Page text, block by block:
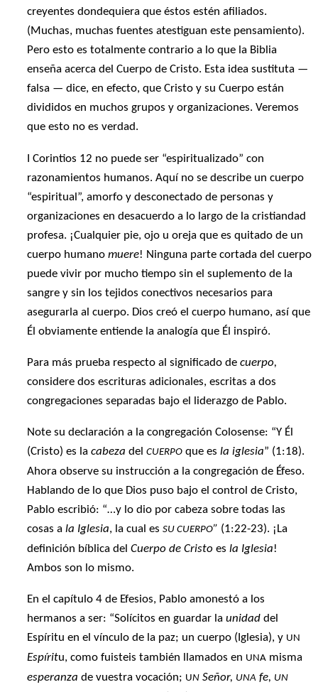
creyentes dondequiera que éstos estén afiliados.
(Muchas, muchas fuentes atestiguan este pensamiento).
Pero esto es totalmente contrario a lo que la Biblia
enseña acerca del Cuerpo de Cristo. Esta idea sustituta —
falsa — dice, en efecto, que Cristo y su Cuerpo están
divididos en muchos grupos y organizaciones. Veremos
que esto no es verdad.
I Corintios 12 no puede ser “espiritualizado” con
razonamientos humanos. Aquí no se describe un cuerpo
“espiritual”, amorfo y desconectado de personas y
organizaciones en desacuerdo a lo largo de la cristiandad
profesa. ¡Cualquier pie, ojo u oreja que es quitado de un
cuerpo humanomuere! Ninguna parte cortada del cuerpo
puede vivir por mucho tiempo sin el suplemento de la
sangre y sin los tejidos conectivos necesarios para
asegurarla al cuerpo. Dios creó el cuerpo humano, así que
Él obviamente entiende la analogía que Él inspiró.
Para más prueba respecto al significado decuerpo,
considere dos escrituras adicionales, escritas a dos
congregaciones separadas bajo el liderazgo de Pablo.
Note su declaración a la congregación Colosense: “Y Él
(Cristo) es lacabeza delCUERPO que esla iglesia” (1:18).
Ahora observe su instrucción a la congregación de Éfeso.
Hablando de lo que Dios puso bajo el control de Cristo,
Pablo escribió: “…y lo dio por cabeza sobre todas las
cosas ala Iglesia, la cual esSU CUERPO” (1:22-23). ¡La
definición bíblica delCuerpo de Cristo esla Iglesia!
Ambos son lo mismo.
En el capítulo 4 de Efesios, Pablo amonestó a los
hermanos a ser: “Solícitos en guardar launidad del
Espíritu en el vínculo de la paz; un cuerpo (Iglesia), y UN
Espíritu, como fuisteis también llamados en UNA misma
esperanza de vuestra vocación; UN Señor, UNA fe, UN